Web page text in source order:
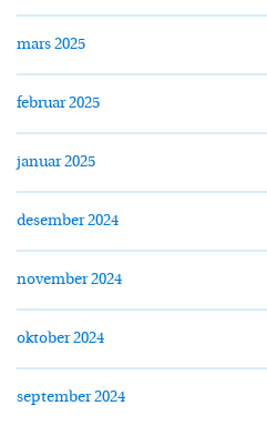
mars 2025
februar 2025
januar 2025
desember 2024
november 2024
oktober 2024
september 2024